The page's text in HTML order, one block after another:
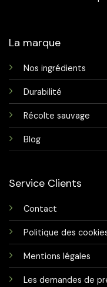
La marque
Nos ingrédients
Durabilité
Récolte sauvage
Blog
Service Clients
Contact
Politique des
Mentions légales
Les demandes de